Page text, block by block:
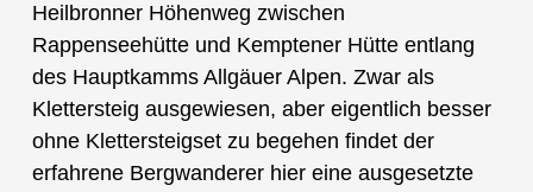
Heilbronner Höhenweg zwischen
Rappenseehütte und Kemptener Hütte entlang
des Hauptkamms Allgäuer Alpen. Zwar als
Klettersteig ausgewiesen, aber eigentlich besser
ohne Klettersteigset zu begehen findet der
erfahrene Bergwanderer hier eine ausgesetzte